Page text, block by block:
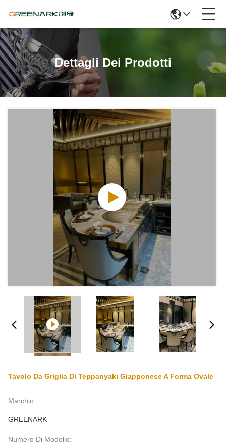
Dettagli Dei Prodotti
Tavolo Da Griglia Di Teppanyaki Giapponese A Forma Ovale
Marchio:
GREENARK
Numero Di Modello: